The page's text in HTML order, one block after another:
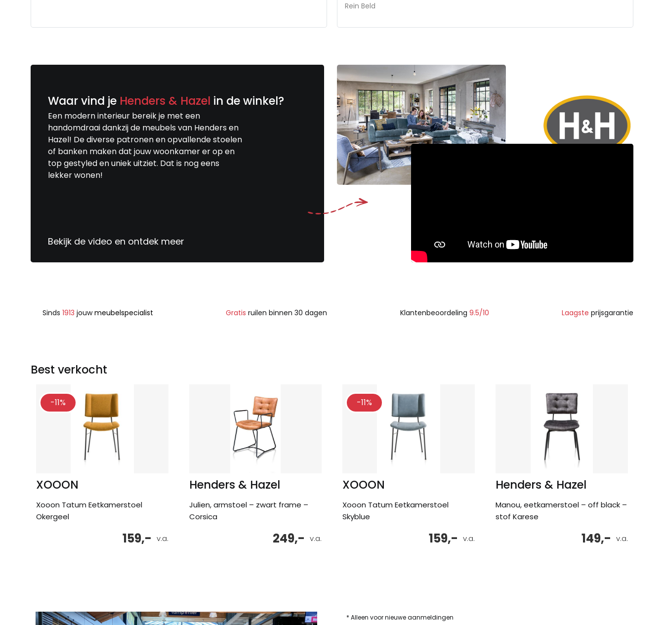
Rein Beld
Waar vind je Henders & Hazel in de winkel?
Een modern interieur bereik je met een
handomdraai dankzij de meubels van Henders en
Hazel! De diverse patronen en opvallende stoelen
of banken maken dat jouw woonkamer er op en
top gestyled en uniek uitziet. Dat is nog eens
lekker wonen!
Bekijk de video en ontdek meer
Sinds 1913 jouwmeubelspecialist Gratis ruilen binnen 30 dagen Klantenbeoordeling 9.5/10 Laagste prijsgarantie
Best verkocht
-11%
XOOON
Xooon Tatum Eetkamerstoel
Okergeel
v.a.
159,-
Henders & Hazel
Julien, armstoel – zwart frame –
Corsica
v.a.
249,-
-11%
XOOON
Xooon Tatum Eetkamerstoel
Skyblue
v.a.
159,-
Henders & Hazel
Manou, eetkamerstoel – off black –
stof Karese
v.a.
149,-
* Alleen voor nieuwe aanmeldingen